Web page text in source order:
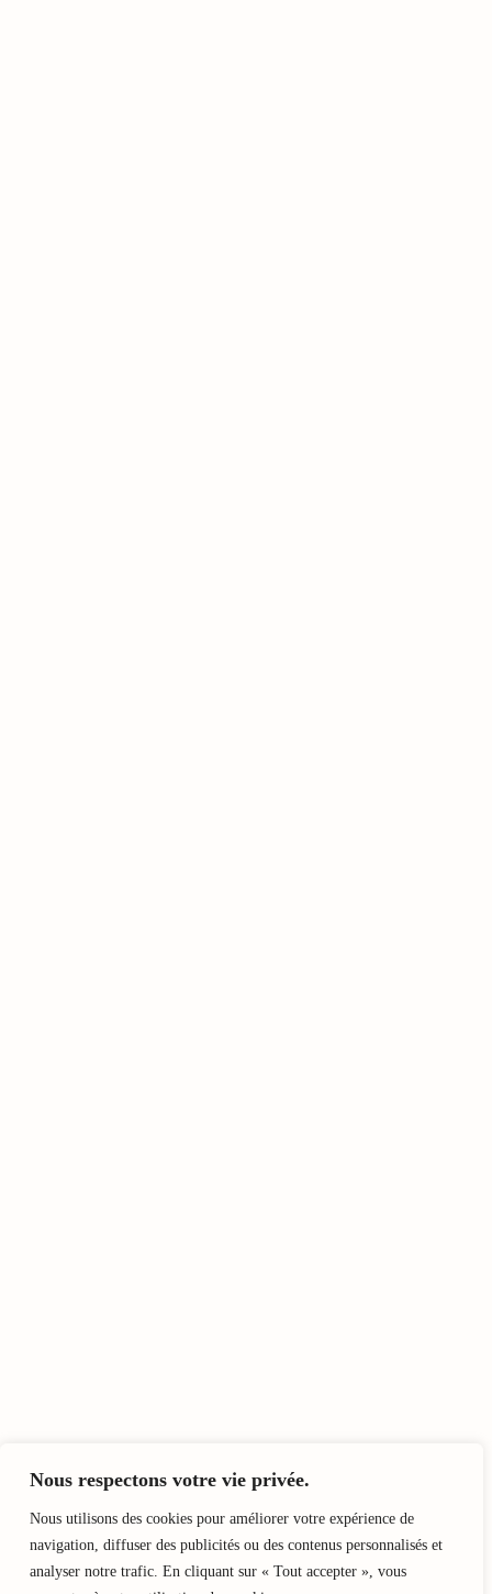
Nous respectons votre vie privée.
Nous utilisons des cookies pour améliorer votre expérience de
navigation, diffuser des publicités ou des contenus personnalisés et
analyser notre trafic. En cliquant sur « Tout accepter », vous